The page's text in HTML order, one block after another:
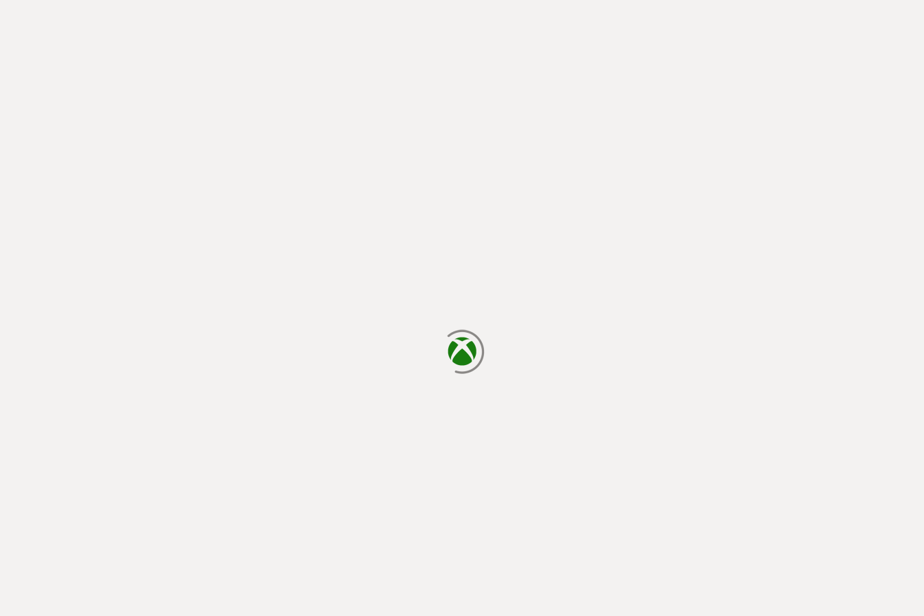
يتم الآن التحميل